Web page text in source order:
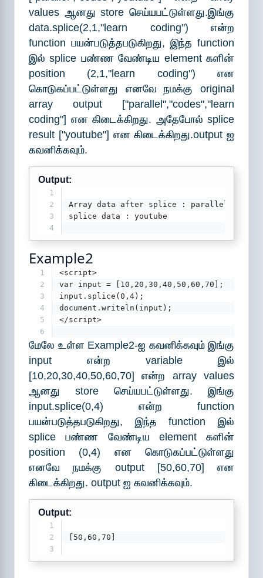
values ஆனது store செய்யபட்டுள்ளது.இங்கு
data.splice(2,1,"learn coding") என்ற
function பயன்படுத்தபடுகிறது, இந்த function
இல் splice பண்ண வேண்டிய element களின்
position (2,1,"learn coding") என
கொடுகப்பட்டுள்ளது எனவே நமக்கு original
array output ["parallel","codes","learn
coding"] என கிடைக்கிறது. அதேபோல் splice
result ["youtube"] என கிடைக்கிறது.output ஐ
கவனிக்கவும்.
Output:
1
2
Array data after splice :
3
splice data : youtube
4
Example2
1
<script>
2
var input = [10,20,30,40,50,60,70];
3
input.splice(0,4);
4
document.writeln(input);
5
</script>
6
மேலே உள்ள Example2-ஐ கவனிக்கவும் இங்கு
input என்ற variable இல்
[10,20,30,40,50,60,70] என்ற array values
ஆனது store செய்யபட்டுள்ளது. இங்கு
input.splice(0,4) என்ற function
பயன்படுத்தபடுகிறது, இந்த function இல்
splice பண்ண வேண்டிய element களின்
position (0,4) என கொடுகப்பட்டுள்ளது
எனவே நமக்கு output [50,60,70] என
கிடைக்கிறது. output ஐ கவனிக்கவும்.
Output:
1
2
[50,60,70]
3